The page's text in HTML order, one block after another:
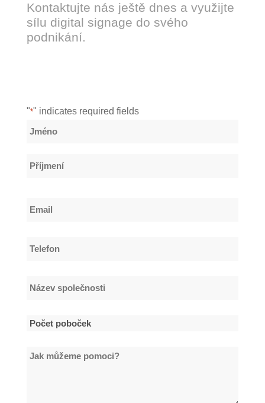
Kontaktujte nás ještě dnes a využijte
sílu digital signage do svého
podnikání.
"*" indicates required fields
Název
Jméno
Email
Telefon
Název
Počet
*Jak